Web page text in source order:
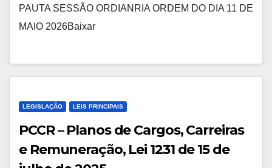
PAUTA SESSÃO ORDIANRIA ORDEM DO DIA 11 DE
MAIO 2026Baixar
LEGISLAÇÃO LEIS PRINCIPAIS
PCCR – Planos de Cargos, Carreiras
e Remuneração, Lei 1231 de 15 de